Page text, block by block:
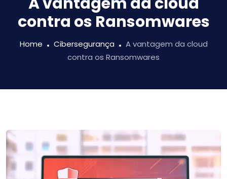
contra os Ransomwares
Home Cibersegurança
A vantagem da cloud
contra os Ransomwares